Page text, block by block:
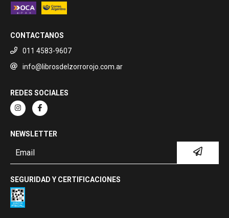
CONTACTANOS
011 4583-9607
info@librosdelzorrorojo.com.ar
REDES SOCIALES
NEWSLETTER
SEGURIDAD Y CERTIFICACIONES